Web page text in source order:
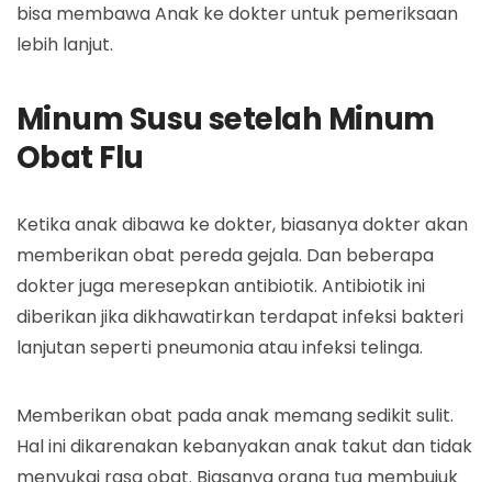
bisa membawa Anak ke dokter untuk pemeriksaan
lebih lanjut.
Minum Susu setelah Minum
Obat Flu
Ketika anak dibawa ke dokter, biasanya dokter akan
memberikan obat pereda gejala. Dan beberapa
dokter juga meresepkan antibiotik. Antibiotik ini
diberikan jika dikhawatirkan terdapat infeksi bakteri
lanjutan seperti pneumonia atau infeksi telinga.
Memberikan obat pada anak memang sedikit sulit.
Hal ini dikarenakan kebanyakan anak takut dan tidak